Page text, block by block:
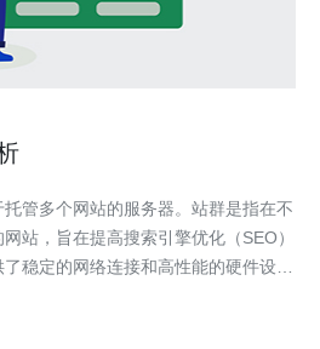
管多个网站的服务器。站群是指在不
站，旨在提高搜索引擎优化（SEO）
稳定的网络连接和高性能的硬件设
务器具有以下优势： 强大的计